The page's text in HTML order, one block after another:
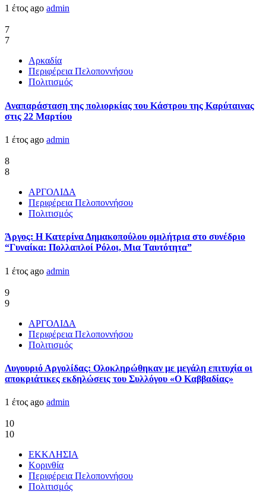
1 έτος ago admin
7
7
Αρκαδία
Περιφέρεια Πελοποννήσου
Πολιτισμός
Αναπαράσταση της πολιορκίας του Κάστρου της Καρύταινας
στις 22 Μαρτίου
1 έτος ago admin
8
8
ΑΡΓΟΛΙΔΑ
Περιφέρεια Πελοποννήσου
Πολιτισμός
Άργος: Η Κατερίνα Δημακοπούλου ομιλήτρια στο συνέδριο
“Γυναίκα: Πολλαπλοί Ρόλοι, Μια Ταυτότητα”
1 έτος ago admin
9
9
ΑΡΓΟΛΙΔΑ
Περιφέρεια Πελοποννήσου
Πολιτισμός
Λυγουριό Αργολίδας: Ολοκληρώθηκαν με μεγάλη επιτυχία οι
αποκριάτικες εκδηλώσεις του Συλλόγου «Ο Καββαδίας»
1 έτος ago admin
10
10
ΕΚΚΛΗΣΙΑ
Κορινθία
Περιφέρεια Πελοποννήσου
Πολιτισμός